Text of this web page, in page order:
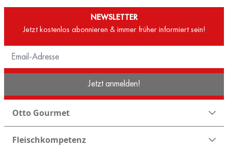
NEWSLETTER
Jetzt kostenlos abonnieren & immer früher informiert sein!
Jetzt anmelden!
Otto Gourmet
Fleischkompetenz